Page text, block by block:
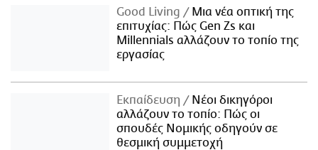
Good Living
Μια νέα οπτική της
επιτυχίας: Πώς Gen Zs και
Millennials αλλάζουν το τοπίο της
εργασίας
Εκπαίδευση
Νέοι δικηγόροι
αλλάζουν το τοπίο: Πώς οι
σπουδές Νομικής οδηγούν σε
θεσμική συμμετοχή